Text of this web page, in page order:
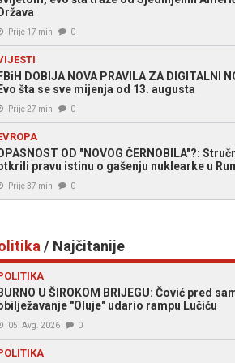
Prije 17 min 0
DOBIJA NOVA PRAVILA ZA DIGITALNI
šta se sve mijenja od 13. augusta
Prije 27 min 0
OD "NOVOG ČERNOBILA"?:
pravu istinu o gašenju nuklearke u
Prije 37 min 0
/ Najčitanije
U ŠIROKOM BRIJEGU: Čović pred
"Oluje" udario rampu Lučiću
05. Avg. 2026 0